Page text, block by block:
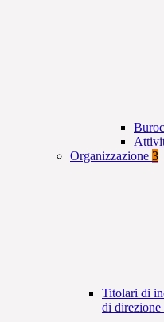
Organizzazione 3
Titolari di
di